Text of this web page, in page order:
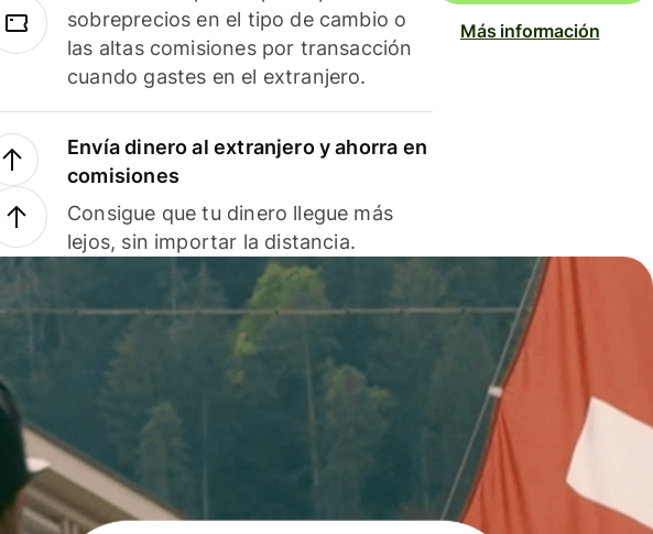
sobreprecios en el tipo de cambio o
las altas comisiones por transacción
cuando gastes en el extranjero.
Envía dinero al extranjero y ahorra en
comisiones
Consigue que tu dinero llegue más
lejos, sin importar la distancia.
Más información